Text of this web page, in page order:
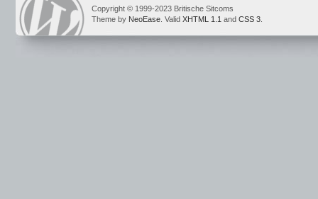
Copyright © 1999-2023 Britische Sitcoms
Theme by NeoEase . Valid XHTML 1.1 and CSS 3